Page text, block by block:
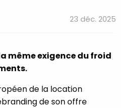
23 déc. 2025
même exigence du froid
de la location
de son offre